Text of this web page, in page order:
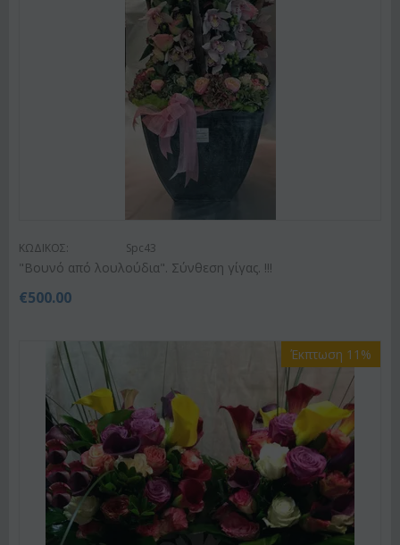
ΚΩΔΙΚΟΣ: Spc43
"Βουνό από λουλούδια". Σύνθεση γίγας. !!!
€500.00
Έκπτωση 11%